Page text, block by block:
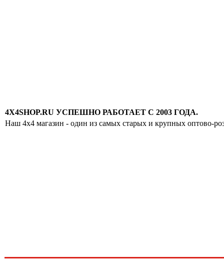
4X4SHOP.RU УСПЕШНО РАБОТАЕТ С 2003 ГОДА.
Наш 4x4 магазин - один из самых старых и крупных оптово-